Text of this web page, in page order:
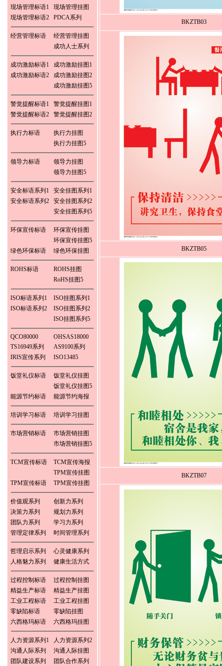
现场管理标语1
现场管理挂图
现场管理标语2
PDCA系列
经营管理标语
经营管理挂图
成功人士系列
成功激励标语1
成功激励挂图1
成功激励标语2
成功激励挂图2
成功激励挂图5
警觉提醒标语1
警觉提醒挂图1
警觉提醒标语2
警觉提醒挂图2
执行力标语
执行力挂图
执行力挂图5
领导力标语
领导力挂图
领导力挂图5
安全标语系列1
安全挂图系列1
安全标语系列2
安全挂图系列2
安全挂图系列5
环保宣传标语
环保宣传挂图
环保宣传挂图5
绿色环保标语
绿色环保挂图
ROHS标语
ROHS挂图
RoHS挂图5
ISO标语系列1
ISO挂图系列1
ISO标语系列2
ISO挂图系列2
ISO挂图系列5
QCO80000
OHSAS18000
TS16949系列
AS9100系列
IRIS宣传系列
ISO13485
饭堂礼仪标语
饭堂礼仪挂图
饭堂礼仪挂图5
能源节约标语
能源节约海报
培训学习标语 培训学习挂图
市场营销标语
市场营销挂图
市场营销挂图5
TCM宣传标语
TCM宣传海报
TPM宣传挂图
TPM宣传标语
TPM宣传挂图
价值观系列
创新力系列
决策力系列
规划力系列
团队力系列
学习力系列
管理定律系列
时间管理系列
哲理启示系列
心灵健康系列
人格魅力系列
健康生活方式
过程控制标语
过程控制挂图
精益生产标语
精益生产挂图
工业工程标语
工业工程挂图
零缺陷标语
零缺陷挂图
六西格玛标语
六西格玛挂图
人力资源系列1
人力资源系列2
沟通人际系列
沟通人际挂图
团队建设系列
团队合作系列
BKZTB03
BKZTB05
BKZTB07